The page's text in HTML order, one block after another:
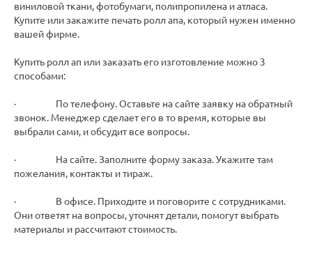
виниловой ткани, фотобумаги, полипропилена и атласа.
Купите или закажите печать ролл апа, который нужен именно
вашей фирме.
Купить ролл ап или заказать его изготовление можно 3
способами:
· По телефону. Оставьте на сайте заявку на обратный
звонок. Менеджер сделает его в то время, которые вы
выбрали сами, и обсудит все вопросы.
· На сайте. Заполните форму заказа. Укажите там
пожелания, контакты и тираж.
· В офисе. Приходите и поговорите с сотрудниками.
Они ответят на вопросы, уточнят детали, помогут выбрать
материалы и рассчитают стоимость.